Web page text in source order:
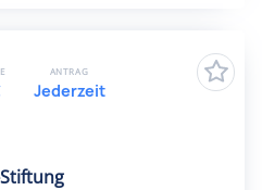
ANTRAG
Jederzeit